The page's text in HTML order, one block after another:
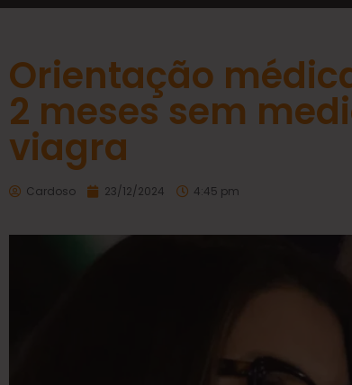
Orientação
2 meses sem
viagra
Cardoso 23/12/2024 4:45 pm